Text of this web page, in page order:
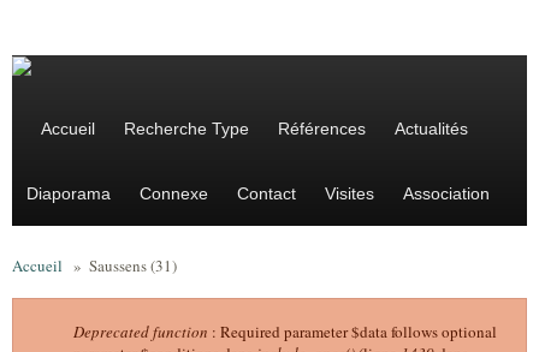
Accueil Recherche Type Références Actualités
Diaporama Connexe Contact Visites Association
Accueil » Saussens (31)
Deprecated function : Required parameter $data follows optional